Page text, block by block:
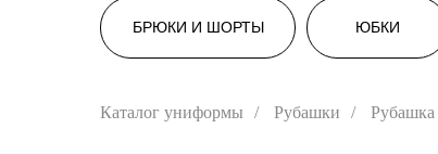
БРЮКИ И ШОРТЫ ЮБКИ
Каталог униформы / Рубашки / Рубашка
Девушка: